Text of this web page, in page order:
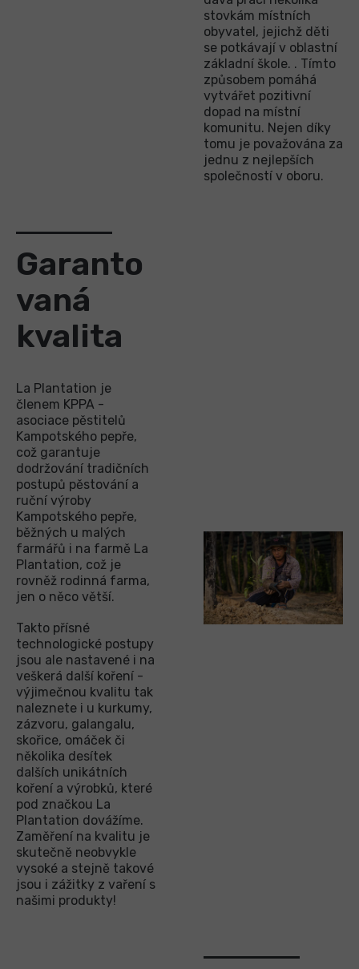
stovkám místních
obyvatel, jejichž děti
se potkávají v oblastní
základní škole. . Tímto
způsobem pomáhá
vytvářet pozitivní
dopad na místní
komunitu. Nejen díky
tomu je považována za
jednu z nejlepších
společností v oboru.
Garanto
vaná
kvalita
La Plantation je
členem KPPA -
asociace pěstitelů
Kampotského pepře,
což garantuje
dodržování tradičních
postupů pěstování a
ruční výroby
Kampotského pepře,
běžných u malých
farmářů i na farmě La
Plantation, což je
rovněž rodinná farma,
jen o něco větší.
Takto přísné
technologické postupy
jsou ale nastavené i na
veškerá další koření -
výjimečnou kvalitu tak
naleznete i u kurkumy,
zázvoru, galangalu,
skořice, omáček či
několika desítek
dalších unikátních
koření a výrobků, které
pod značkou La
Plantation dovážíme.
Zaměření na kvalitu je
skutečně neobvykle
vysoké a stejně takové
jsou i zážitky z vaření s
našimi produkty!